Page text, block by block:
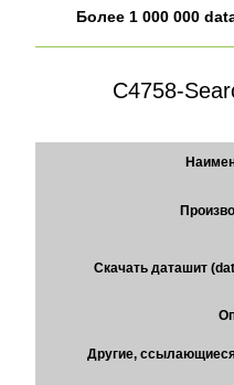
Более 1 000 000
C4758-
Скачать даташит
Другие,